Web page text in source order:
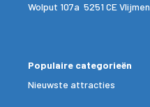
Wolput 107a 5251 CE Vlijmen
Populaire categorieën
Nieuwste attracties